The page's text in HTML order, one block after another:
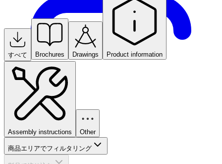
すべて Brochures Drawings Product information
Assembly instructions Other
商品エリアでフィルタリング